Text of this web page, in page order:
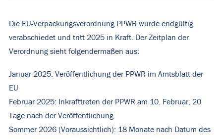
Die EU-Verpackungsverordnung PPWR wurde endgültig
verabschiedet und tritt 2025 in Kraft. Der Zeitplan der
Verordnung sieht folgendermaßen aus:
Januar 2025: Veröffentlichung der PPWR im Amtsblatt der
EU
Februar 2025: Inkrafttreten der PPWR am 10. Februar, 20
Tage nach der Veröffentlichung
Sommer 2026 (Voraussichtlich): 18 Monate nach Datum des